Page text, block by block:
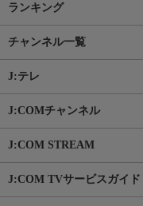
ランキング
チャンネル一覧
J:テレ
J:COMチャンネル
J:COM STREAM
J:COM TVサービスガイド